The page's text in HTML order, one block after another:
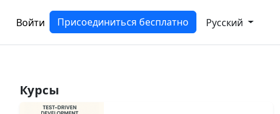
Войти Присоединиться бесплатно Русский
Курсы